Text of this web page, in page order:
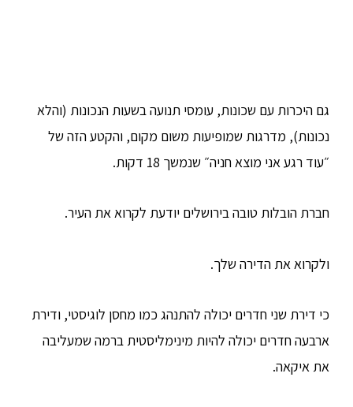
גם היכרות עם שכונות, עומסי תנועה בשעות הנכונות (והלא
נכונות), מדרגות שמופיעות משום מקום, והקטע הזה של
״עוד רגע אני מוצא חניה״ שנמשך 18 דקות.
חברת הובלות טובה בירושלים יודעת לקרוא את העיר.
ולקרוא את הדירה שלך.
כי דירת שני חדרים יכולה להתנהג כמו מחסן לוגיסטי, ודירת
ארבעה חדרים יכולה להיות מינימליסטית ברמה שמעליבה
את איקאה.